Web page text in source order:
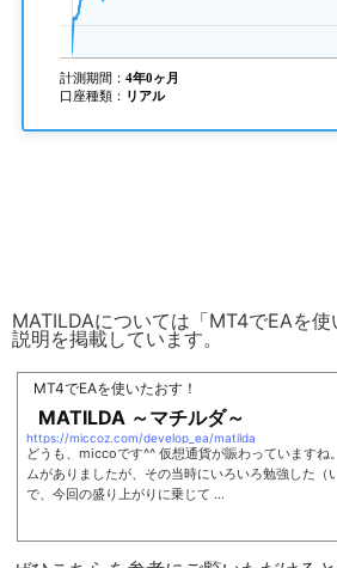
MATILDAについては「MT4でEAを使
説明を掲載しています。
MT4でEAを使いたおす！
MATILDA ～マチルダ～
https://miccoz.com/develop_ea/matilda
どうも、miccoです^^ 仮想通貨が賑わっていますね
ムがありましたが、その当時にいろいろ勉強した（
で、今回の盛り上がりに乗じて ...